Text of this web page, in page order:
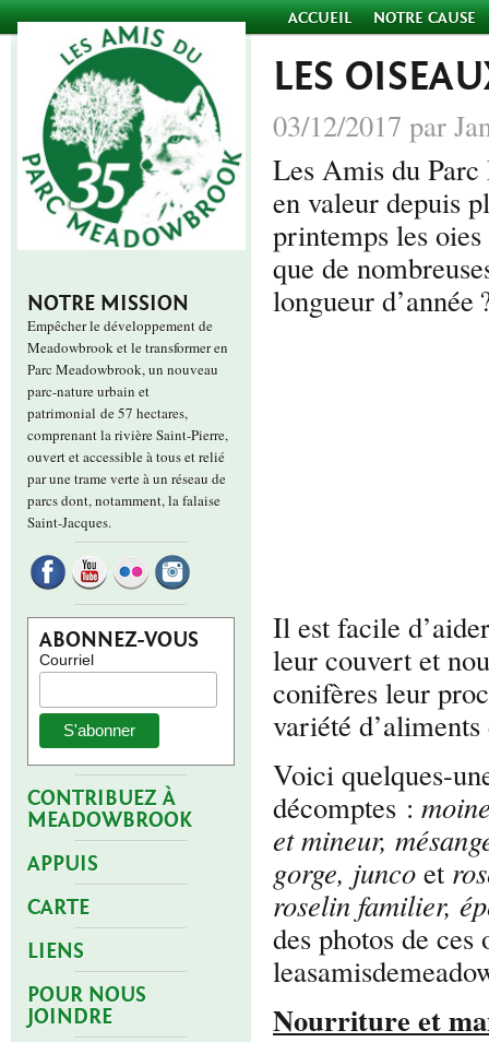
ACCUEIL NOTRE CAUSE
NOTRE MISSION
Empêcher le développement de
Meadowbrook et le transformer en
Parc Meadowbrook, un nouveau
parc-nature urbain et
patrimonial de 57 hectares,
comprenant la rivière Saint-Pierre,
ouvert et accessible à tous et relié
par une trame verte à un réseau de
parcs dont, notamment, la falaise
Saint-Jacques.
ABONNEZ-VOUS
Courriel
CONTRIBUEZ À
MEADOWBROOK
APPUIS
CARTE
LIENS
POUR NOUS
JOINDRE
LES
03/12/2017 par
Les Amis du
en valeur depuis
printemps les
que de
longueur d’année
Il est facile
leur couvert et
conifères leur
variété
Voici quelques-
décomptes :
et mineur,
gorge, junco et
roselin familier,
des photos de ces
Nourriture et